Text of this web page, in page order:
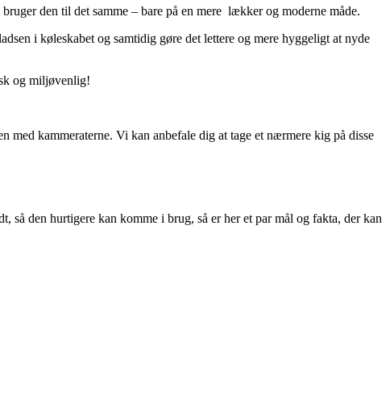
den til det samme – bare på en mere lækker og moderne måde.
i køleskabet og samtidig gøre det lettere og mere hyggeligt at nyde
og miljøvenlig!
kammeraterne. Vi kan anbefale dig at tage et nærmere kig på disse
den hurtigere kan komme i brug, så er her et par mål og fakta, der kan